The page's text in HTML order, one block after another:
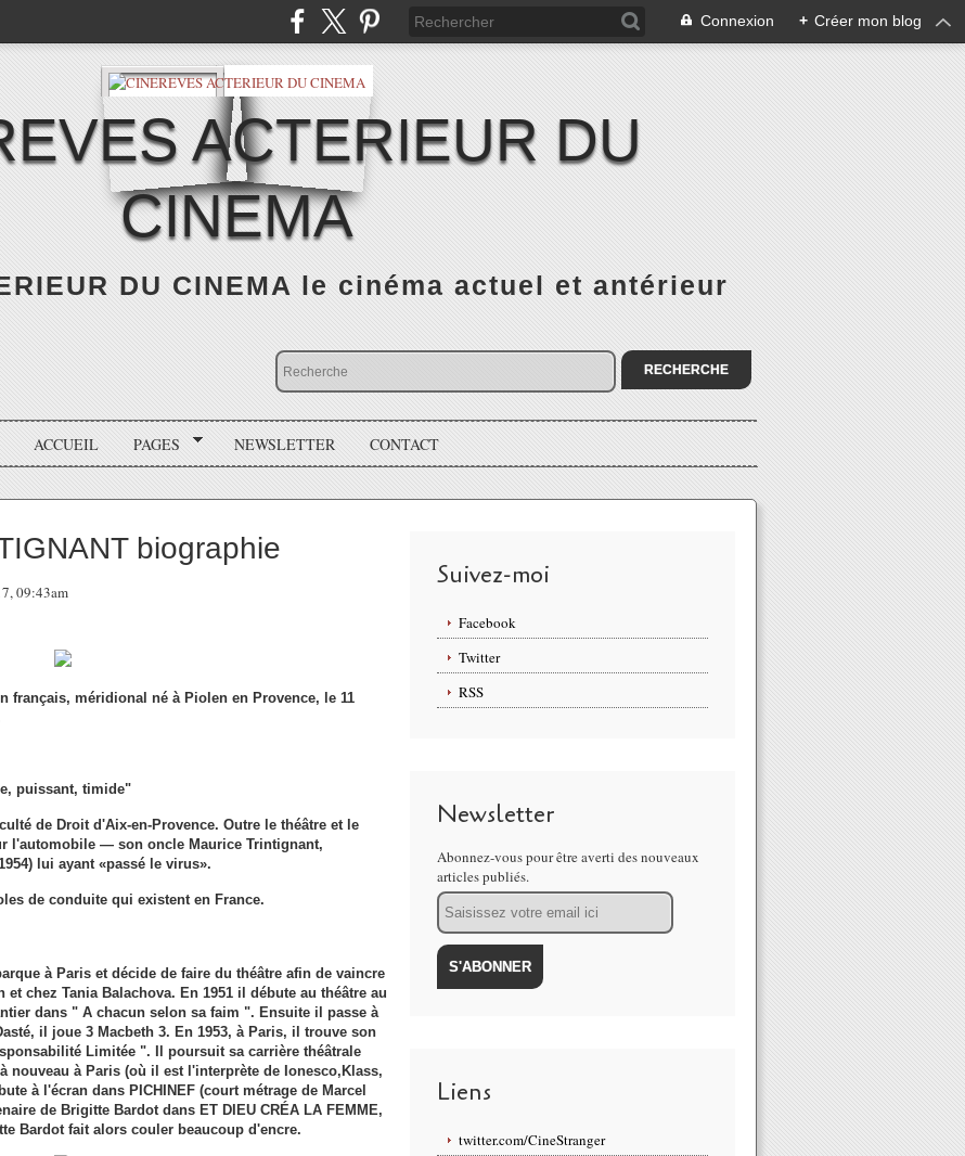
Connexion + Créer mon blog
ACTERIEUR DU
CINEMA
DU CINEMA le cinéma actuel et antérieur
ACCUEIL PAGES NEWSLETTER CONTACT
biographie
09:43am
français, méridional né à Piolen en Provence, le 11
puissant, timide"
de Droit d'Aix-en-Provence. Outre le théâtre et le
l'automobile — son oncle Maurice Trinti­gnant,
lui ayant «passé le virus».
de conduite qui existent en France.
à Paris et décide de faire du théâtre afin de vaincre
chez Tania Balachova. En 1951 il débute au théâtre au
dans " A chacun selon sa faim ". Ensuite il passe à
il joue 3 Macbeth 3. En 1953, à Paris, il trouve son
Limi­tée ". Il poursuit sa carrière théâtrale
nou­veau à Paris (où il est l'interprète de Ionesco,Klass,
à l'écran dans PICHINEF (court mé­trage de Marcel
de Brigitte Bardot dans ET DIEU CRÉA LA FEMME,
Bardot fait alors couler beaucoup d'encre.
Suivez-moi
Facebook
Twitter
RSS
Newsletter
Abonnez-vous pour être averti des nouveaux
articles publiés.
Email
Liens
twitter.com/CineStranger